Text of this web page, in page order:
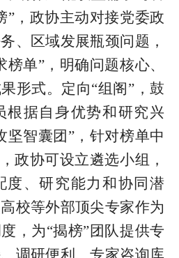
”，政协主动对接党委政
、区域发展瓶颈问题，
单”，明确问题核心、
形式。定向“组阁”，鼓
根据自身优势和研究兴
坚智囊团”，针对榜单中
政协可设立遴选小组，
度、研究能力和协同潜
校等外部顶尖专家作为
，为“揭榜”团队提供专